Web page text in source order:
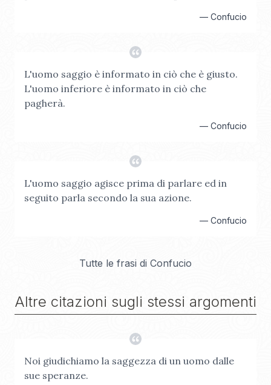
— Confucio
L'uomo saggio è informato in ciò che è giusto.
L'uomo inferiore è informato in ciò che
pagherà.
— Confucio
L'uomo saggio agisce prima di parlare ed in
seguito parla secondo la sua azione.
— Confucio
Tutte le frasi di Confucio
Altre citazioni sugli stessi argomenti
Noi giudichiamo la saggezza di un uomo dalle
sue speranze.